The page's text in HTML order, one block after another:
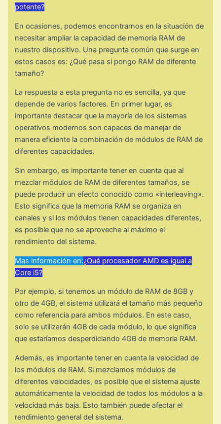
potente?
En ocasiones, podemos encontrarnos en la situación de
necesitar ampliar la capacidad de memoria RAM de
nuestro dispositivo. Una pregunta común que surge en
estos casos es: ¿Qué pasa si pongo RAM de diferente
tamaño?
La respuesta a esta pregunta no es sencilla, ya que
depende de varios factores. En primer lugar, es
importante destacar que la mayoría de los sistemas
operativos modernos son capaces de manejar de
manera eficiente la combinación de módulos de RAM de
diferentes capacidades.
Sin embargo, es importante tener en cuenta que al
mezclar módulos de RAM de diferentes tamaños, se
puede producir un efecto conocido como «interleaving».
Esto significa que la memoria RAM se organiza en
canales y si los módulos tienen capacidades diferentes,
es posible que no se aproveche al máximo el
rendimiento del sistema.
Mas información en:¿Qué procesador AMD es igual a
Core i5?
Por ejemplo, si tenemos un módulo de RAM de 8GB y
otro de 4GB, el sistema utilizará el tamaño más pequeño
como referencia para ambos módulos. En este caso,
solo se utilizarán 4GB de cada módulo, lo que significa
que estaríamos desperdiciando 4GB de memoria RAM.
Además, es importante tener en cuenta la velocidad de
los módulos de RAM. Si mezclamos módulos de
diferentes velocidades, es posible que el sistema ajuste
automáticamente la velocidad de todos los módulos a la
velocidad más baja. Esto también puede afectar el
rendimiento general del sistema.